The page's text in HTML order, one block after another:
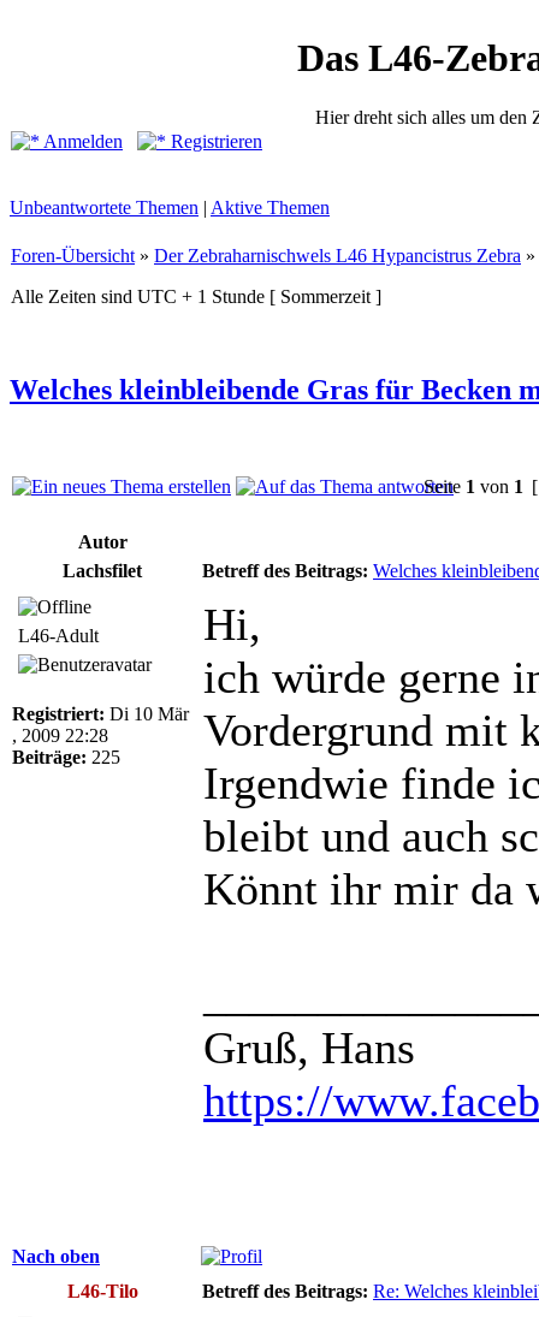
Das L46-
Hier dreht sich alles um den
Anmelden
Registrieren
Unbeantwortete Themen | Aktive Themen
Foren-Übersicht » Der Zebraharnischwels L46 Hypancistrus Zebra »
Alle Zeiten sind UTC + 1 Stunde [ Sommerzeit ]
Welches kleinbleibende Gras für Becken
Seite 1 von 1
Autor
Lachsfilet
Betreff des Beitrags: Welches
L46-Adult
Registriert: Di 10 Mär
, 2009 22:28
Beiträge: 225
Hi,
ich würde gerne
Vordergrund mit
Irgendwie finde
bleibt und auch
Könnt ihr mir da
Gruß, Hans
https://
Nach oben
L46-Tilo
Betreff des Beitrags: Re: Welches